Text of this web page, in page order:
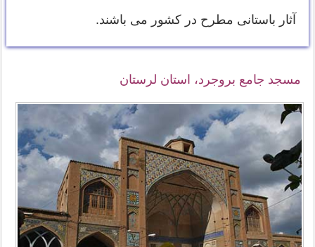
آثار باستانی مطرح در کشور می باشند.
مسجد جامع بروجرد، استان لرستان